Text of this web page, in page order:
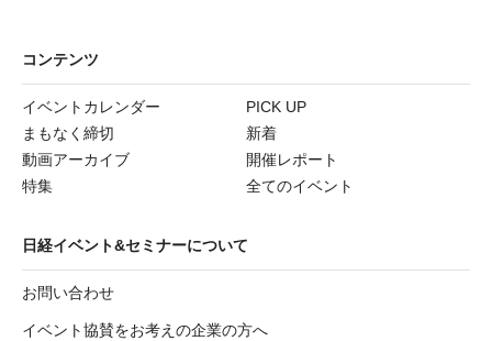
コンテンツ
イベントカレンダー
PICK UP
まもなく締切
新着
動画アーカイブ
開催レポート
特集
全てのイベント
日経イベント&セミナーについて
お問い合わせ
イベント協賛をお考えの企業の方へ